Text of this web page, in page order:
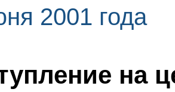
2001 года
на